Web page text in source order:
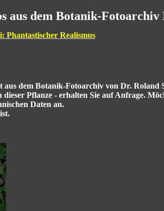
aus dem Botanik-Fotoarchiv
Phantastischer Realismus
aus dem Botanik-Fotoarchiv von Dr. Roland
Pflanze - erhalten Sie auf Anfrage.
Daten an.